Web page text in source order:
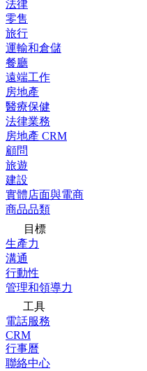
法律
零售
旅行
運輸和倉儲
餐廳
遠端工作
房地產
醫療保健
法律業務
房地產 CRM
顧問
旅遊
建設
實體店面與電商
商品品類
目標
生產力
溝通
行動性
管理和領導力
工具
電話服務
CRM
行事曆
聯絡中心